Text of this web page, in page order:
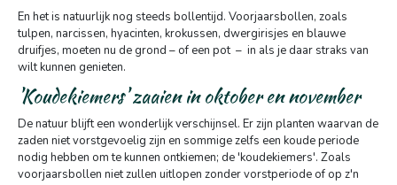
En het is natuurlijk nog steeds bollentijd. Voorjaarsbollen, zoals
tulpen, narcissen, hyacinten, krokussen, dwergirisjes en blauwe
druifjes, moeten nu de grond – of een pot – in als je daar straks van
wilt kunnen genieten.
'Koudekiemers' zaaien in oktober en november
De natuur blijft een wonderlijk verschijnsel. Er zijn planten waarvan de
zaden niet vorstgevoelig zijn en sommige zelfs een koude periode
nodig hebben om te kunnen ontkiemen; de 'koudekiemers'. Zoals
voorjaarsbollen niet zullen uitlopen zonder vorstperiode of op z'n